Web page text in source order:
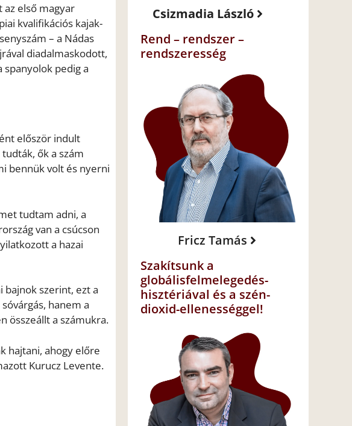
első magyar
kvalifikációs kajak-
– a Nádas
diadalmaskodott,
pedig a
először indult
ők a szám
bennük volt és nyerni
tudtam adni, a
van a csúcson
a hazai
bajnok szerint, ezt a
hanem a
összeállt a számukra.
hajtani, ahogy előre
Kurucz Levente.
Csizmadia László
Rend – rendszer –
rendszeresség
Fricz Tamás
Szakítsunk a
globálisfelmelegedés-
hisztériával és a szén-
dioxid-ellenességgel!